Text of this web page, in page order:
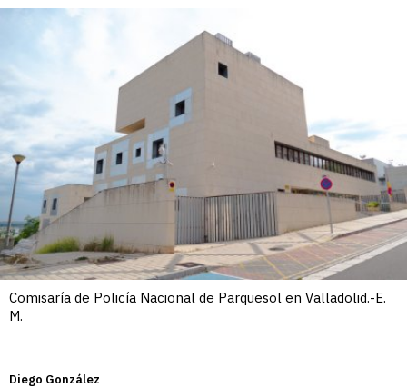
Comisaría de Policía Nacional de Parquesol en Valladolid.-E.
M.
Diego González